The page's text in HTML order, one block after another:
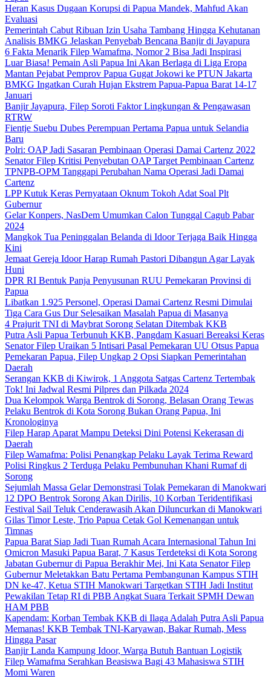
Heran Kasus Dugaan Korupsi di Papua Mandek, Mahfud Akan
Evaluasi
Pemerintah Cabut Ribuan Izin Usaha Tambang Hingga Kehutanan
Analisis BMKG Jelaskan Penyebab Bencana Banjir di Jayapura
6 Fakta Menarik Filep Wamafma, Nomor 2 Bisa Jadi Inspirasi
Luar Biasa! Pemain Asli Papua Ini Akan Berlaga di Liga Eropa
Mantan Pejabat Pemprov Papua Gugat Jokowi ke PTUN Jakarta
BMKG Ingatkan Curah Hujan Ekstrem Papua-Papua Barat 14-17
Januari
Banjir Jayapura, Filep Soroti Faktor Lingkungan & Pengawasan
RTRW
Fientje Suebu Dubes Perempuan Pertama Papua untuk Selandia
Baru
Polri: OAP Jadi Sasaran Pembinaan Operasi Damai Cartenz 2022
Senator Filep Kritisi Penyebutan OAP Target Pembinaan Cartenz
TPNPB-OPM Tanggapi Perubahan Nama Operasi Jadi Damai
Cartenz
LPP Kutuk Keras Pernyataan Oknum Tokoh Adat Soal Plt
Gubernur
Gelar Konpers, NasDem Umumkan Calon Tunggal Cagub Pabar
2024
Mangkok Tua Peninggalan Belanda di Idoor Terjaga Baik Hingga
Kini
Jemaat Gereja Idoor Harap Rumah Pastori Dibangun Agar Layak
Huni
DPR RI Bentuk Panja Penyusunan RUU Pemekaran Provinsi di
Papua
Libatkan 1.925 Personel, Operasi Damai Cartenz Resmi Dimulai
Tiga Cara Gus Dur Selesaikan Masalah Papua di Masanya
4 Prajurit TNI di Maybrat Sorong Selatan Ditembak KKB
Putra Asli Papua Terbunuh KKB, Pangdam Kasuari Bereaksi Keras
Senator Filep Uraikan 5 Intisari Pasal Pemekaran UU Otsus Papua
Pemekaran Papua, Filep Ungkap 2 Opsi Siapkan Pemerintahan
Daerah
Serangan KKB di Kiwirok, 1 Anggota Satgas Cartenz Tertembak
Tok! Ini Jadwal Resmi Pilpres dan Pilkada 2024
Dua Kelompok Warga Bentrok di Sorong, Belasan Orang Tewas
Pelaku Bentrok di Kota Sorong Bukan Orang Papua, Ini
Kronologinya
Filep Harap Aparat Mampu Deteksi Dini Potensi Kekerasan di
Daerah
Filep Wamafma: Polisi Penangkap Pelaku Layak Terima Reward
Polisi Ringkus 2 Terduga Pelaku Pembunuhan Khani Rumaf di
Sorong
Sejumlah Massa Gelar Demonstrasi Tolak Pemekaran di Manokwari
12 DPO Bentrok Sorong Akan Dirilis, 10 Korban Teridentifikasi
Festival Sail Teluk Cenderawasih Akan Diluncurkan di Manokwari
Gilas Timor Leste, Trio Papua Cetak Gol Kemenangan untuk
Timnas
Papua Barat Siap Jadi Tuan Rumah Acara Internasional Tahun Ini
Omicron Masuki Papua Barat, 7 Kasus Terdeteksi di Kota Sorong
Jabatan Gubernur di Papua Berakhir Mei, Ini Kata Senator Filep
Gubernur Meletakkan Batu Pertama Pembangunan Kampus STIH
DN ke-47, Ketua STIH Manokwari Targetkan STIH Jadi Institut
Pewakilan Tetap RI di PBB Angkat Suara Terkait SPMH Dewan
HAM PBB
Kapendam: Korban Tembak KKB di Ilaga Adalah Putra Asli Papua
Memanas! KKB Tembak TNI-Karyawan, Bakar Rumah, Mess
Hingga Pasar
Banjir Landa Kampung Idoor, Warga Butuh Bantuan Logistik
Filep Wamafma Serahkan Beasiswa Bagi 43 Mahasiswa STIH
Momi Waren